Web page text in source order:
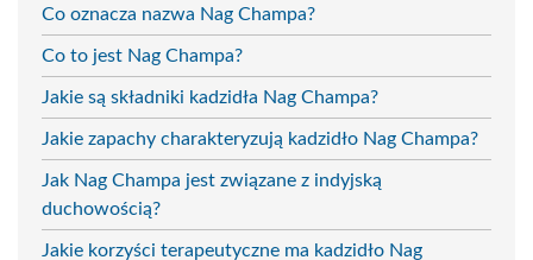
Co oznacza nazwa Nag Champa?
Co to jest Nag Champa?
Jakie są składniki kadzidła Nag Champa?
Jakie zapachy charakteryzują kadzidło Nag Champa?
Jak Nag Champa jest związane z indyjską
duchowością?
Jakie korzyści terapeutyczne ma kadzidło Nag